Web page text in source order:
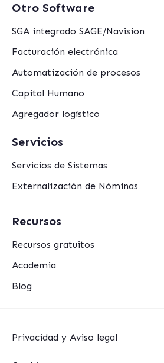
Otro Software
SGA integrado SAGE/Navision
Facturación electrónica
Automatización de procesos
Capital Humano
Agregador logístico
Servicios
Servicios de Sistemas
Externalización de Nóminas
Recursos
Recursos gratuitos
Academia
Blog
Privacidad y Aviso legal